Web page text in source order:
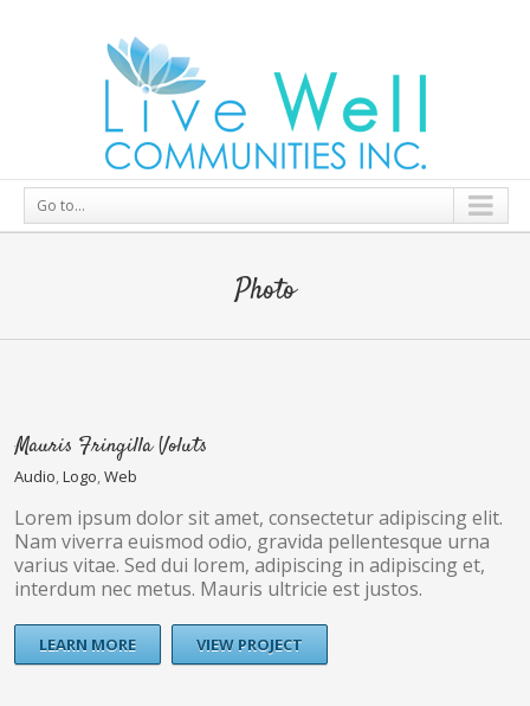
Go to...
Photo
Mauris Fringilla Voluts
Audio,Logo,Web
Lorem ipsum dolor sit amet, consectetur adipiscing elit.
Nam viverra euismod odio, gravida pellentesque urna
varius vitae. Sed dui lorem, adipiscing in adipiscing et,
interdum nec metus. Mauris ultricie est justos.
LEARN MORE VIEW PROJECT